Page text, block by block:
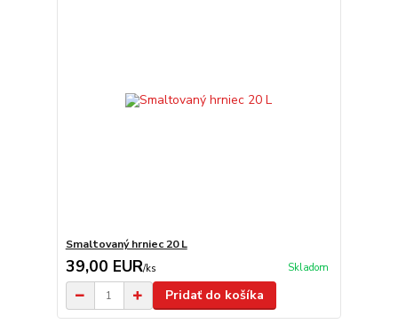
Smaltovaný hrniec 20 L
39,00 EUR/ks Skladom
Pridať do košíka